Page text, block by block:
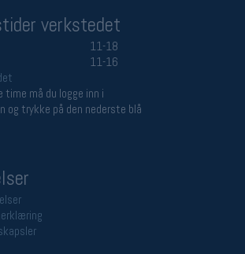
verkstedet
11-18
11-16
time må du logge inn i
og trykke på den nederste blå